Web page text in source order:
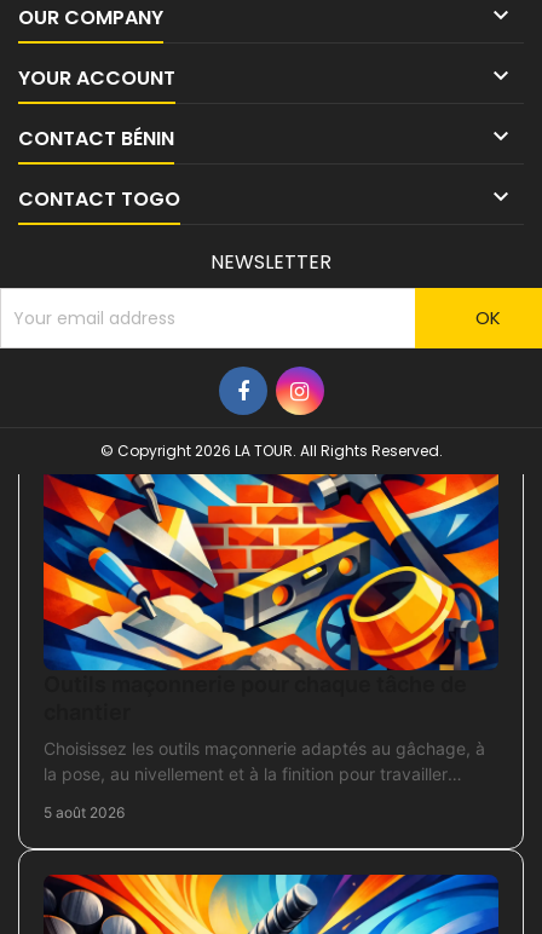
OUR COMPANY 
YOUR ACCOUNT 
CONTACT BÉNIN 
CONTACT TOGO 
NEWSLETTER
© Copyright 2026 LA TOUR. All Rights Reserved.
Choisissez les outils maçonnerie adaptés au gâchage, à
la pose, au nivellement et à la finition pour travailler
5 août 2026